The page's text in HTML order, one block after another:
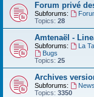
Forum privé
Subforums:
Topics: 28
Amtenaël -
Subforums: La
Bugs
Topics: 25
Archives
Subforums: News
Topics: 3350